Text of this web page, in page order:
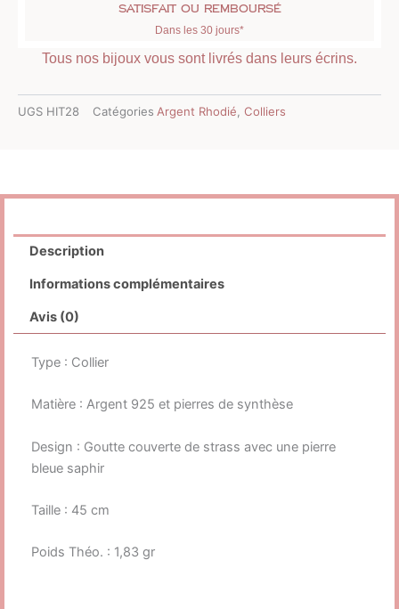
Satisfait ou remboursé
Dans les 30 jours*
Tous nos bijoux vous sont livrés dans leurs écrins.
UGS HIT28 Catégories Argent Rhodié, Colliers
Description
Informations complémentaires
Avis (0)
Type : Collier
Matière : Argent 925 et pierres de synthèse
Design : Goutte couverte de strass avec une pierre
bleue saphir
Taille : 45 cm
Poids Théo. : 1,83 gr